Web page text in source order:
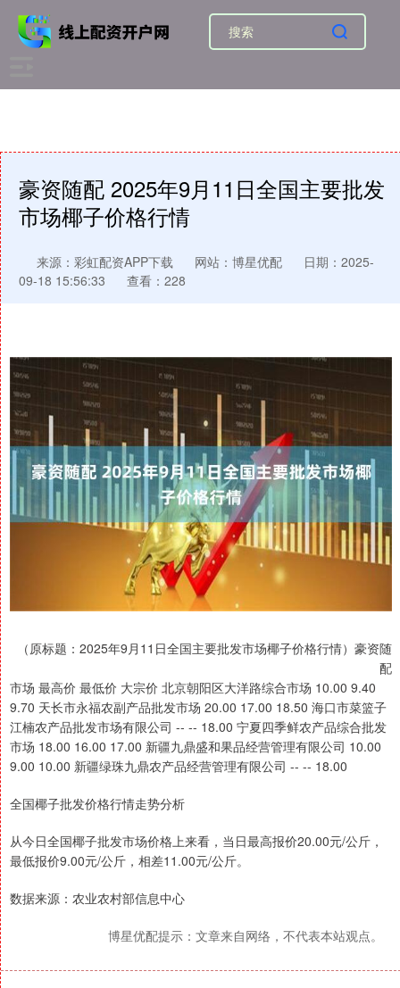
豪资随配 2025年9月11日全国主要批发
市场椰子价格行情
来源：彩虹配资APP下载 网站：博星优配
日期：2025-
09-18 15:56:33
查看：228
（原标题：2025年9月11日全国主要批发市场椰子价格行情）豪资随
配
市场 最高价 最低价 大宗价 北京朝阳区大洋路综合市场 10.00 9.40
9.70 天长市永福农副产品批发市场 20.00 17.00 18.50 海口市菜篮子
江楠农产品批发市场有限公司 -- -- 18.00 宁夏四季鲜农产品综合批发
市场 18.00 16.00 17.00 新疆九鼎盛和果品经营管理有限公司 10.00
9.00 10.00 新疆绿珠九鼎农产品经营管理有限公司 -- -- 18.00
全国椰子批发价格行情走势分析
从今日全国椰子批发市场价格上来看，当日最高报价20.00元/公斤，
最低报价9.00元/公斤，相差11.00元/公斤。
数据来源：农业农村部信息中心
博星优配提示：文章来自网络，不代表本站观点。